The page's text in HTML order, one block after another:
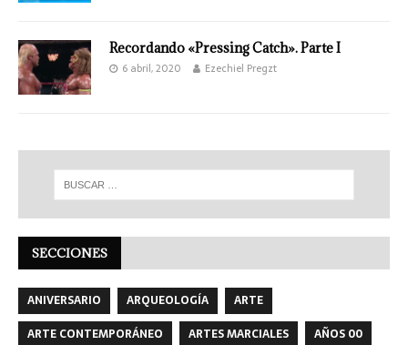
Recordando «Pressing Catch». Parte I
6 abril, 2020 Ezechiel Pregzt
SECCIONES
ANIVERSARIO ARQUEOLOGÍA
ARTE
ARTE CONTEMPORÁNEO
ARTES MARCIALES
AÑOS 00